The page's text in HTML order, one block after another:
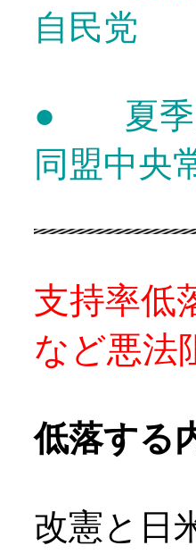
自民党
●
夏
同盟中央
支持率低
など悪法
低落する
改憲と日